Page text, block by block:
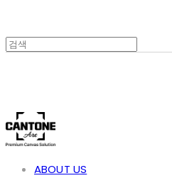
ABOUT US